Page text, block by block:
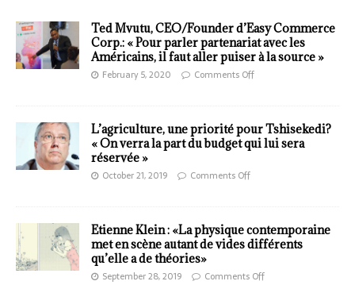
Ted Mvutu, CEO/Founder d’Easy Commerce
Corp.: « Pour parler partenariat avec les
Américains, il faut aller puiser à la source »
February 5, 2020 Comments Off
L’agriculture, une priorité pour Tshisekedi?
« On verra la part du budget qui lui sera
réservée »
October 21, 2019 Comments Off
Etienne Klein : «La physique contemporaine
met en scène autant de vides différents
qu’elle a de théories»
September 28, 2019 Comments Off